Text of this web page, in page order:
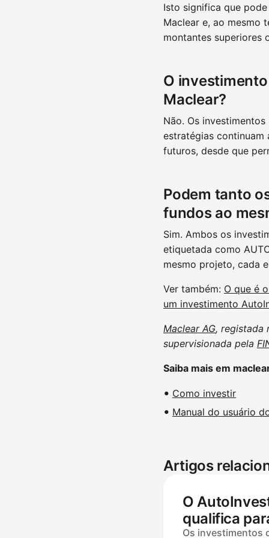
Isto significa que
Maclear e, ao mesmo
montantes superiores
O
Maclear?
Não. Os
estratégias
futuros, desde que
Podem tanto
fundos ao
Sim. Ambos os
etiquetada como
mesmo projeto, cada
Ver também: O que é
um investimento
Maclear AG, registada
supervisionada pela
Saiba mais em
Como investir
Manual do usuário
Artigos
O
qualifica
Os investimentos